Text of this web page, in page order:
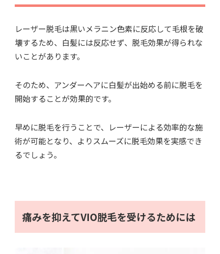
レーザー脱毛は黒いメラニン色素に反応して毛根を破
壊するため、白髪には反応せず、脱毛効果が得られな
いことがあります。
そのため、アンダーヘアに白髪が出始める前に脱毛を
開始することが効果的です。
早めに脱毛を行うことで、レーザーによる効率的な施
術が可能となり、よりスムーズに脱毛効果を実感でき
るでしょう。
痛みを抑えてVIO脱毛を受けるためには